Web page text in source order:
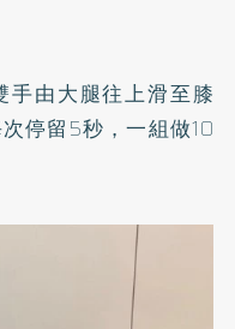
手由大腿往上滑至膝
停留5秒，一組做10